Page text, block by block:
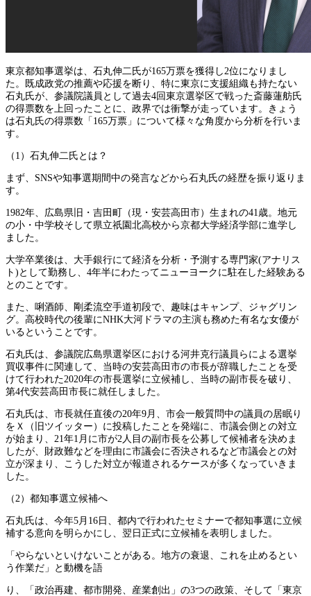
東京都知事選挙は、石丸伸二氏が165万票を獲得し2位になりまし
た。既成政党の推薦や応援を断り、特に東京に支援組織も持たない
石丸氏が、参議院議員として過去4回東京選挙区で戦った斎藤蓮舫氏
の得票数を上回ったことに、政界では衝撃が走っています。きょう
は石丸氏の得票数「165万票」について様々な角度から分析を行いま
す。
（1）石丸伸二氏とは？
まず、SNSや知事選期間中の発言などから石丸氏の経歴を振り返りま
す。
1982年、広島県旧・吉田町（現・安芸高田市）生まれの41歳。地元
の小・中学校そして県立祇園北高校から京都大学経済学部に進学し
ました。
大学卒業後は、大手銀行にて経済を分析・予測する専門家(アナリス
ト)として勤務し、4年半にわたってニューヨークに駐在した経験ある
とのことです。
また、唎酒師、剛柔流空手道初段で、趣味はキャンプ、ジャグリン
グ。高校時代の後輩にNHK大河ドラマの主演も務めた有名な女優が
いるということです。
石丸氏は、参議院広島県選挙区における河井克行議員らによる選挙
買収事件に関連して、当時の安芸高田市の市長が辞職したことを受
けて行われた2020年の市長選挙に立候補し、当時の副市長を破り、
第4代安芸高田市長に就任しました。
石丸氏は、市長就任直後の20年9月、市会一般質問中の議員の居眠り
をＸ（旧ツイッター）に投稿したことを発端に、市議会側との対立
が始まり、21年1月に市が2人目の副市長を公募して候補者を決めま
したが、財政難などを理由に市議会に否決されるなど市議会との対
立が深まり、こうした対立が報道されるケースが多くなっていきま
した。
（2）都知事選立候補へ
石丸氏は、今年5月16日、都内で行われたセミナーで都知事選に立候
補する意向を明らかにし、翌日正式に立候補を表明しました。
「やらないといけないことがある。地方の衰退、これを止めるとい
う作業だ」と動機を語
り、「政治再建、都市開発、産業創出」の3つの政策、そして「東京